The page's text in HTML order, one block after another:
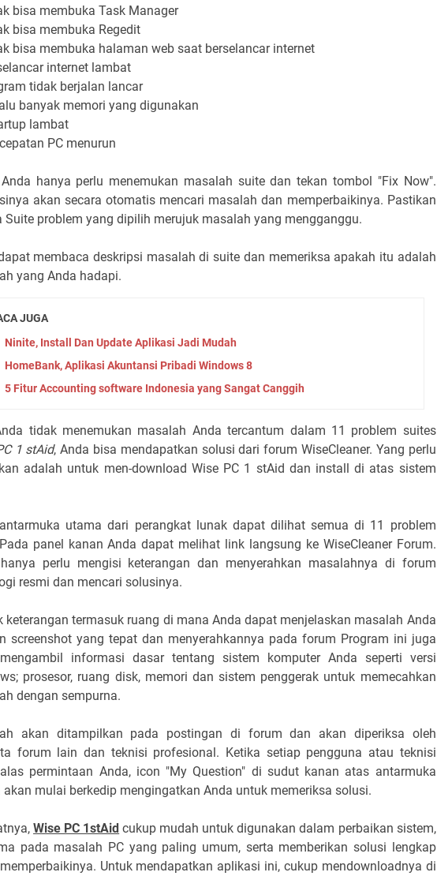
bisa membuka Task Manager
bisa membuka Regedit
bisa membuka halaman web saat berselancar internet
internet lambat
tidak berjalan lancar
banyak memori yang digunakan
lambat
PC menurun
hanya perlu menemukan masalah suite dan tekan tombol "Fix Now".
akan secara otomatis mencari masalah dan memperbaikinya. Pastikan
Suite problem yang dipilih merujuk masalah yang mengganggu.
membaca deskripsi masalah di suite dan memeriksa apakah itu adalah
yang Anda hadapi.
JUGA
Ninite, Install Dan Update Aplikasi Jadi Mudah
HomeBank, Aplikasi Akuntansi Pribadi Windows 8
5 Fitur Accounting software Indonesia yang Sangat Canggih
tidak menemukan masalah Anda tercantum dalam 11 problem suites
1 stAid, Anda bisa mendapatkan solusi dari forum WiseCleaner. Yang perlu
adalah untuk men-download Wise PC 1 stAid dan install di atas sistem
utama dari perangkat lunak dapat dilihat semua di 11 problem
panel kanan Anda dapat melihat link langsung ke WiseCleaner Forum.
perlu mengisi keterangan dan menyerahkan masalahnya di forum
resmi dan mencari solusinya.
keterangan termasuk ruang di mana Anda dapat menjelaskan masalah Anda
screenshot yang tepat dan menyerahkannya pada forum Program ini juga
informasi dasar tentang sistem komputer Anda seperti versi
prosesor, ruang disk, memori dan sistem penggerak untuk memecahkan
dengan sempurna.
akan ditampilkan pada postingan di forum dan akan diperiksa oleh
forum lain dan teknisi profesional. Ketika setiap pengguna atau teknisi
permintaan Anda, icon "My Question" di sudut kanan atas antarmuka
akan mulai berkedip mengingatkan Anda untuk memeriksa solusi.
Wise PC 1stAid cukup mudah untuk digunakan dalam perbaikan sistem,
pada masalah PC yang paling umum, serta memberikan solusi lengkap
Untuk mendapatkan aplikasi ini, cukup mendownloadnya di